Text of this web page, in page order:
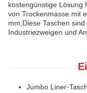
kostengünstige Lösung
von Trockenmasse.mit
mm,Diese Taschen
Industriezweigen und
Jumbo Liner-